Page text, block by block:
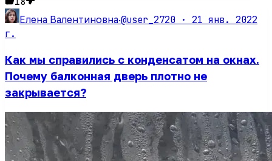
Елена Валентиновна·@user_2720 · 21 янв. 2022
г.
Как мы справились с конденсатом на окнах.
Почему балконная дверь плотно не
закрывается?